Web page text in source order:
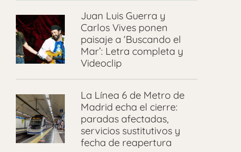
Juan Luis Guerra y
Carlos Vives ponen
paisaje a ‘Buscando el
Mar’: Letra completa y
Videoclip
La Línea 6 de Metro de
Madrid echa el cierre:
paradas afectadas,
servicios sustitutivos y
fecha de reapertura